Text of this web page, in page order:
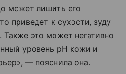
может лишить его
приведет к сухости, зуду
это может негативно
уровень pH кожи и
— пояснила она.